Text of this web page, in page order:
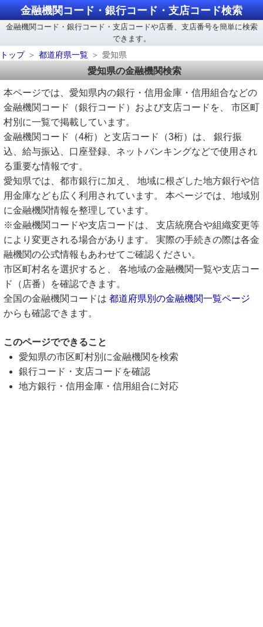
金融機関コード・銀行コード・支店コード検索
金融機関コード・銀行コード・支店コードや店番、支店番号を簡単に検索
できます。
トップ
都道府県一覧 愛知県
愛知県の金融機関検索
本ページでは、愛知県内の銀行・信用金庫・信用組合などの
金融機関コード（銀行コード）および支店コードを、 市区町
村別に一覧で掲載しています。
金融機関コード（4桁）と支店コード（3桁）は、 銀行振
込、給与振込、口座登録、ネットバンキングなどで使用され
る重要な情報です。
愛知県では、都市銀行に加え、 地域に根ざした地方銀行や信
用金庫なども広く利用されています。 本ページでは、地域別
に金融機関情報を整理しています。
※金融機関コードや支店コードは、 支店統廃合や組織変更等
により変更される場合があります。 実際の手続きの際は各金
融機関の公式情報もあわせてご確認ください。
市区町村名を選択すると、 各地域の金融機関一覧や支店コー
ド（店番）を確認できます。
全国の金融機関コードは 都道府県別の金融機関一覧ページ
からも確認できます。
このページでできること
愛知県の市区町村別に金融機関を検索
銀行コード・支店コードを確認
地方銀行・信用金庫・信用組合に対応